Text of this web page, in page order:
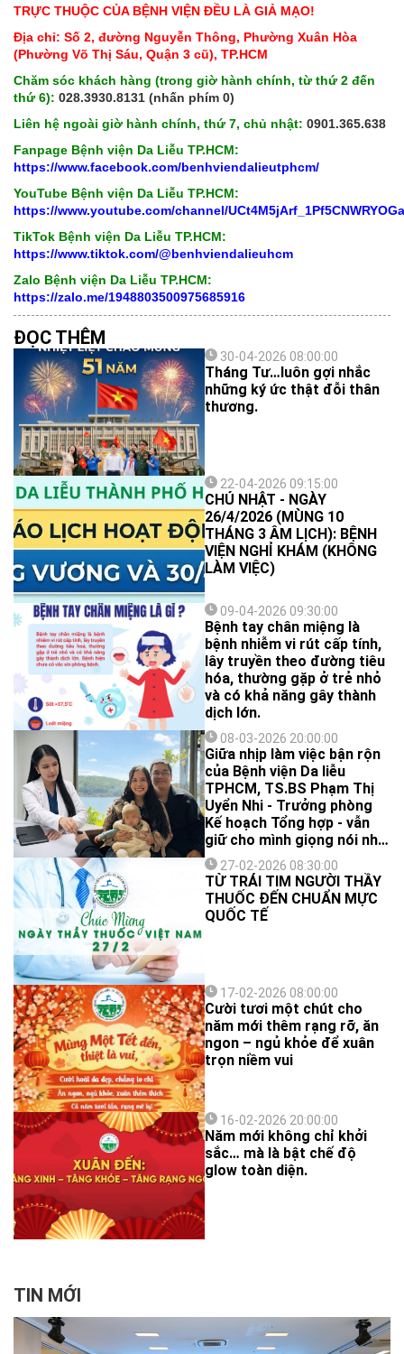
TRỰC THUỘC CỦA BỆNH VIỆN ĐỀU LÀ GIẢ MẠO!
Địa chỉ: Số 2, đường Nguyễn Thông, Phường Xuân Hòa
(Phường Võ Thị Sáu, Quận 3 cũ), TP.HCM
Chăm sóc khách hàng (trong giờ hành chính, từ thứ 2 đến
thứ 6): 028.3930.8131 (nhấn phím 0)
Liên hệ ngoài giờ hành chính, thứ 7, chủ nhật: 0901.365.638
Fanpage Bệnh viện Da Liễu TP.HCM:
https://www.facebook.com/benhviendalieutphcm/
YouTube Bệnh viện Da Liễu TP.HCM:
https://www.youtube.com/channel/
TikTok Bệnh viện Da Liễu TP.HCM:
https://www.tiktok.com/@benhviendalieuhcm
Zalo Bệnh viện Da Liễu TP.HCM:
https://zalo.me/1948803500975685916
ĐỌC THÊM
30-04-2026 08:00:00
Tháng Tư…luôn gợi nhắc
những ký ức thật đỗi thân
thương.
22-04-2026 09:15:00
CHỦ NHẬT - NGÀY
26/4/2026 (MÙNG 10
THÁNG 3 ÂM LỊCH): BỆNH
VIỆN NGHỈ KHÁM (KHÔNG
LÀM VIỆC)
09-04-2026 09:30:00
Bệnh tay chân miệng là
bệnh nhiễm vi rút cấp tính,
lây truyền theo đường tiêu
hóa, thường gặp ở trẻ nhỏ
và có khả năng gây thành
dịch lớn.
08-03-2026 20:00:00
Giữa nhịp làm việc bận rộn
của Bệnh viện Da liễu
TPHCM, TS.BS Phạm Thị
Uyển Nhi - Trưởng phòng
Kế hoạch Tổng hợp - vẫn
giữ cho mình giọng nói nhẹ
nhàng và nụ cười điềm tĩnh.
Hành trình đến với ngành y
của chị không bắt đầu từ
một giấc mơ quá rõ ràng,
mà từ một “cơ duyên” giản
các em.
27-02-2026 08:30:00
TỪ TRÁI TIM NGƯỜI THẦY
THUỐC ĐẾN CHUẨN MỰC
QUỐC TẾ
17-02-2026 08:00:00
Cười tươi một chút cho
năm mới thêm rạng rỡ, ăn
ngon – ngủ khỏe để xuân
trọn niềm vui
16-02-2026 20:00:00
Năm mới không chỉ khởi
sắc… mà là bật chế độ
glow toàn diện.
TIN MỚI